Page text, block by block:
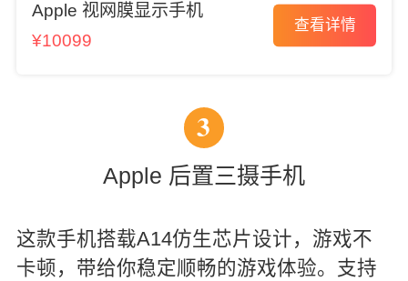
Apple 视网膜显示手机
¥10099
查看详情
3
Apple 后置三摄手机
这款手机搭载A14仿生芯片设计，游戏不
卡顿，带给你稳定顺畅的游戏体验。支持